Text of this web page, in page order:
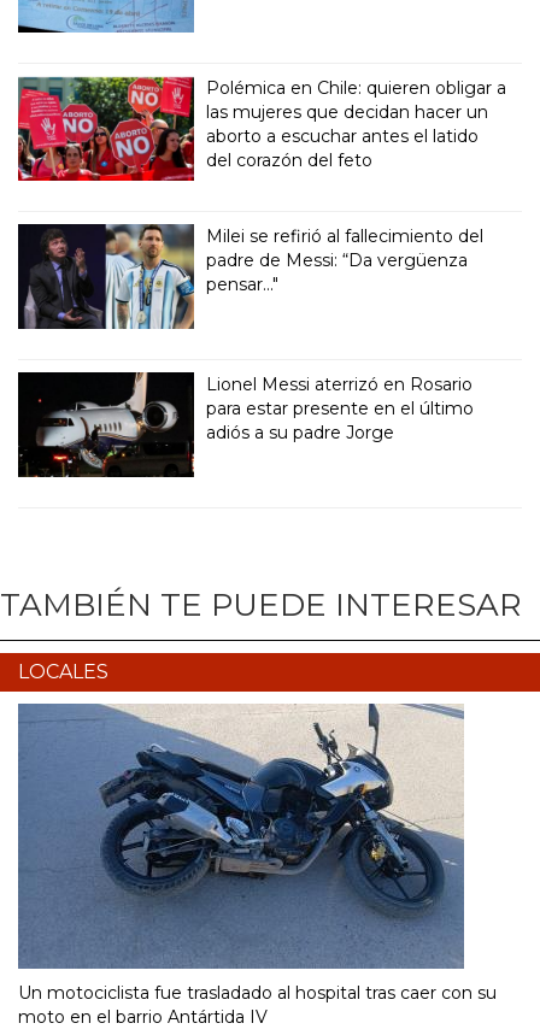
Polémica en Chile: quieren obligar a
las mujeres que decidan hacer un
aborto a escuchar antes el latido
del corazón del feto
Milei se refirió al fallecimiento del
padre de Messi: “Da vergüenza
pensar..."
Lionel Messi aterrizó en Rosario
para estar presente en el último
adiós a su padre Jorge
TAMBIÉN TE PUEDE INTERESAR
LOCALES
Un motociclista fue trasladado al hospital tras caer con su
moto en el barrio Antártida IV